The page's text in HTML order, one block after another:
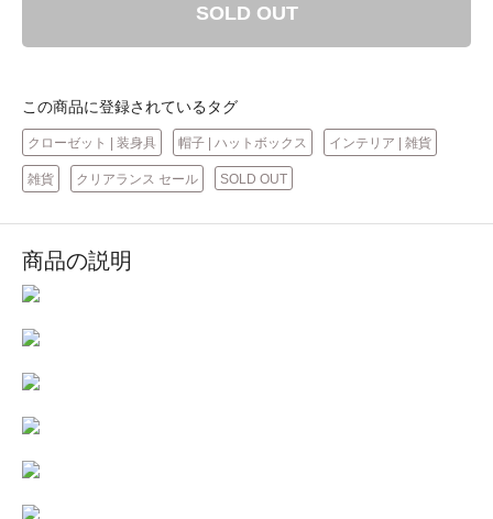
SOLD OUT
この商品に登録されているタグ
クローゼット | 装身具 帽子 | ハットボックス インテリア | 雑貨
雑貨 クリアランス セール SOLD OUT
商品の説明